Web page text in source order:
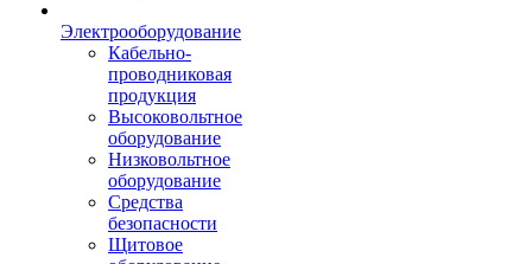
Электрооборудование
Кабельно-
проводниковая
продукция
Высоковольтное
оборудование
Низковольтное
оборудование
Средства
безопасности
Щитовое